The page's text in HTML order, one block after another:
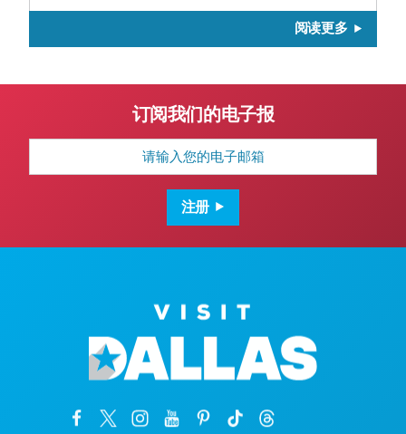
阅读更多
订阅我们的电子报
电
邮
注册